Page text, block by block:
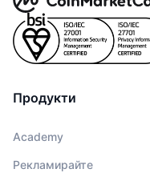
Продукти
Academy
Рекламирайте